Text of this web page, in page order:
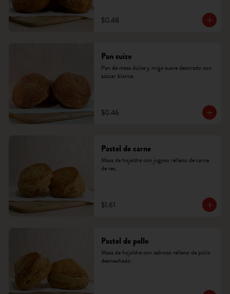
$0.48
Pan suizo
Pan de masa dulce y miga suave decorado con
azúcar blanca.
$0.46
Pastel de carne
Masa de hojaldre con jugoso relleno de carne
de res.
$1.61
Pastel de pollo
Masa de hojaldre con sabroso relleno de pollo
desmechado.